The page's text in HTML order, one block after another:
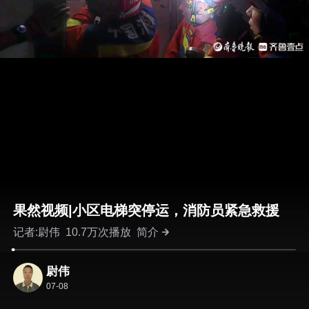
果然视频|小区电梯突停运，消防员紧急救援
记者:尉伟 10.7万次播放简介
尉伟
07-08